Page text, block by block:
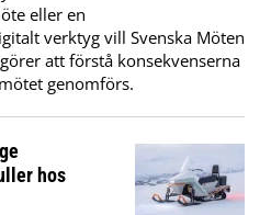
eller en
verktyg vill Svenska Möten
att förstå konsekvenserna
genomförs.
hos